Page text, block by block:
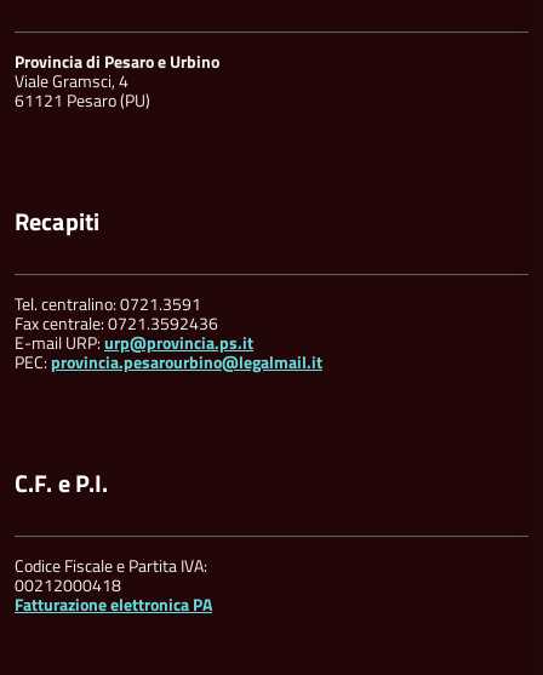
Provincia di Pesaro e Urbino
Viale Gramsci, 4
61121 Pesaro (PU)
Recapiti
Tel. centralino: 0721.3591
Fax centrale: 0721.3592436
E-mail URP:urp@provincia.ps.it
PEC:provincia.pesarourbino@legalmail.it
C.F. e P.I.
Codice Fiscale e Partita IVA:
00212000418
Fatturazione elettronica PA